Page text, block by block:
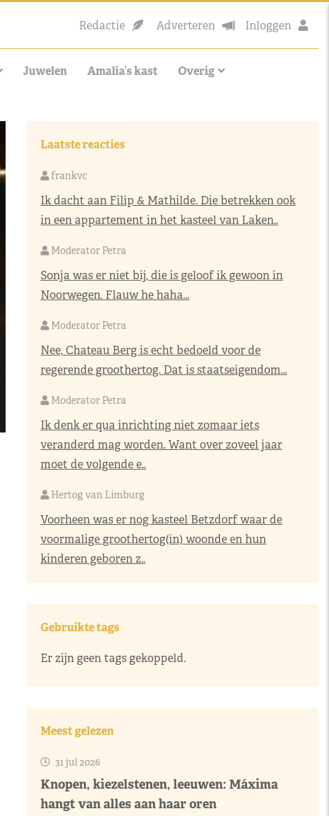
Redactie Adverteren Inloggen
Juwelen Amalia’s kast Overig
Laatste reacties
frankvc
Ik dacht aan Filip & Mathilde. Die betrekken ook
in een appartement in het kasteel van Laken..
Moderator Petra
Sonja was er niet bij, die is geloof ik gewoon in
Noorwegen. Flauw he haha...
Moderator Petra
Nee, Chateau Berg is echt bedoeld voor de
regerende groothertog. Dat is staatseigendom...
Moderator Petra
Ik denk er qua inrichting niet zomaar iets
veranderd mag worden. Want over zoveel jaar
moet de volgende e..
Hertog van Limburg
Voorheen was er nog kasteel Betzdorf waar de
voormalige groothertog(in) woonde en hun
kinderen geboren z..
Gebruikte tags
Er zijn geen tags gekoppeld.
Meest gelezen
31 jul 2026
Knopen, kiezelstenen, leeuwen: Máxima
hangt van alles aan haar oren